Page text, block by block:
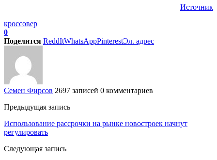
Источник
кроссовер
0
Поделится ReddItWhatsAppPinterestЭл. адрес
Семен Фирсов 2697 записей 0 комментариев
Предыдущая запись
Использование рассрочки на рынке новостроек начнут
регулировать
Следующая запись